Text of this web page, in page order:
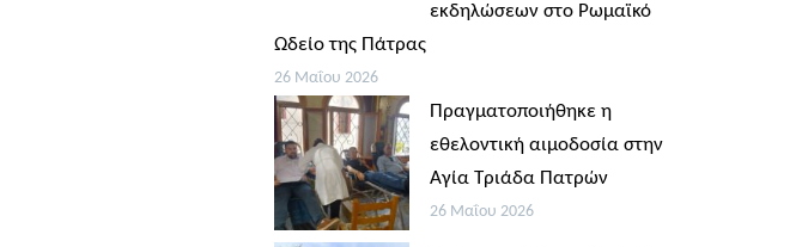
εκδηλώσεων στο Ρωμαϊκό
Ωδείο της Πάτρας
26 Μαΐου 2026
Πραγματοποιήθηκε η
εθελοντική αιμοδοσία στην
Αγία Τριάδα Πατρών
26 Μαΐου 2026